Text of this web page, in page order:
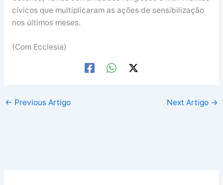
cívicos que multiplicaram as ações de sensibilização
nos últimos meses.
(Com Ecclesia)
← Previous Artigo Next Artigo →